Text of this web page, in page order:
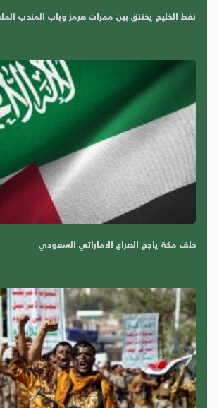
نفط الخليج يختنق بين ممرات هرمز وباب المندب
حلف مكة يأجج الصراع الاماراتي السعودي